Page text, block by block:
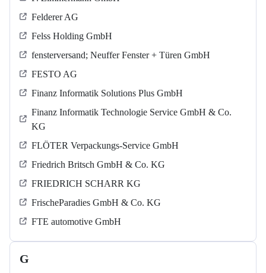
Felderer AG
Felss Holding GmbH
fensterversand; Neuffer Fenster + Türen GmbH
FESTO AG
Finanz Informatik Solutions Plus GmbH
Finanz Informatik Technologie Service GmbH & Co.
KG
FLÖTER Verpackungs-Service GmbH
Friedrich Britsch GmbH & Co. KG
FRIEDRICH SCHARR KG
FrischeParadies GmbH & Co. KG
FTE automotive GmbH
G